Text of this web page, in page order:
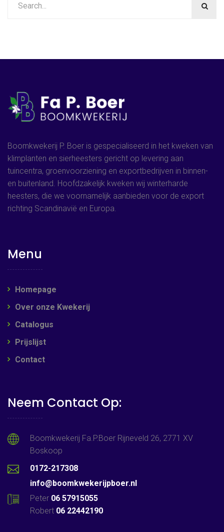
Boomkwekerij P. Boer is gespecialiseerd in het kweken van
klimplanten en sierheesters gericht op levering aan
tuincentra, groenvoorziening en exportbedrijven in binnen-
en buitenland. Hoofdzakelijk kweken wij winterharde
heesters, die we voornamelijk aanbieden voor de export
richting Scandinavië en Europa.
Menu
Homepage
Over onze Kwekerij
Catalogus
Prijslijst
Contact
Neem Contact Op:
Boomkwekerij Fa.P.Boer Rijneveld 26, 2771 XV
Boskoop
0172-217308
info@boomkwekerijpboer.nl
Peter 06 57915055
Robert 06 22442190